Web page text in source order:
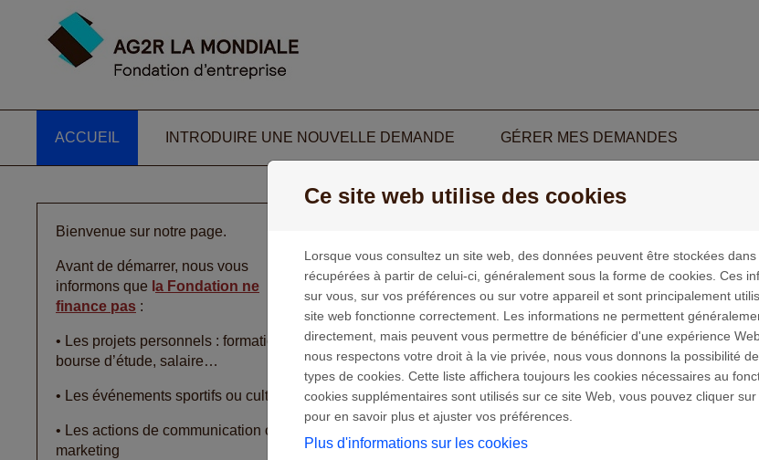
ACCUEIL (ACTUEL)INTRODUIRE UNE NOUVELLE DEMANDE GÉRER MES DEMANDES
Bienvenue sur notre page.
Avant de démarrer, nous vous
informons que a Fondation ne
finance pas :
• Les projets personnels : formation,
bourse d’étude, salaire…
• Les événements sportifs ou culturels
• Les actions de communication ou de
marketing
La Fondation AG2R LA MONDIALE poursuit une
« contribuer à l’autonomie sociale et économique des
qu’elle décline en orientations prioritaires :
- L’autonomie par l’éducation
- L’autonomie de la jeunesse
- L'autonomie par le travail
Ce site web utilise des cookies
Lorsque vous consultez un site web, des données peuvent être stockées
récupérées à partir de celui-ci, généralement sous la forme de cookies. Ces
sur vous, sur vos préférences ou sur votre appareil et sont principalement
site web fonctionne correctement. Les informations ne permettent
directement, mais peuvent vous permettre de bénéficier d'une expérience
nous respectons votre droit à la vie privée, nous vous donnons la possibilité
types de cookies. Cette liste affichera toujours les cookies nécessaires au
cookies supplémentaires sont utilisés sur ce site Web, vous pouvez cliquer
pour en savoir plus et ajuster vos préférences.
Plus d'informations sur les cookies